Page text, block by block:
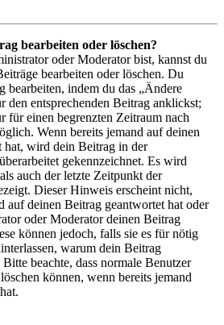
bearbeiten oder löschen?
oder Moderator bist, kannst du
bearbeiten oder löschen. Du
bearbeiten, indem du das „Ändere
den entsprechenden Beitrag anklickst;
für einen begrenzten Zeitraum nach
Wenn bereits jemand auf deinen
hat, wird dein Beitrag in der
gekennzeichnet. Es wird
auch der letzte Zeitpunkt der
Dieser Hinweis erscheint nicht,
auf deinen Beitrag geantwortet hat oder
oder Moderator deinen Beitrag
können jedoch, falls sie es für nötig
warum dein Beitrag
beachte, dass normale Benutzer
können, wenn bereits jemand